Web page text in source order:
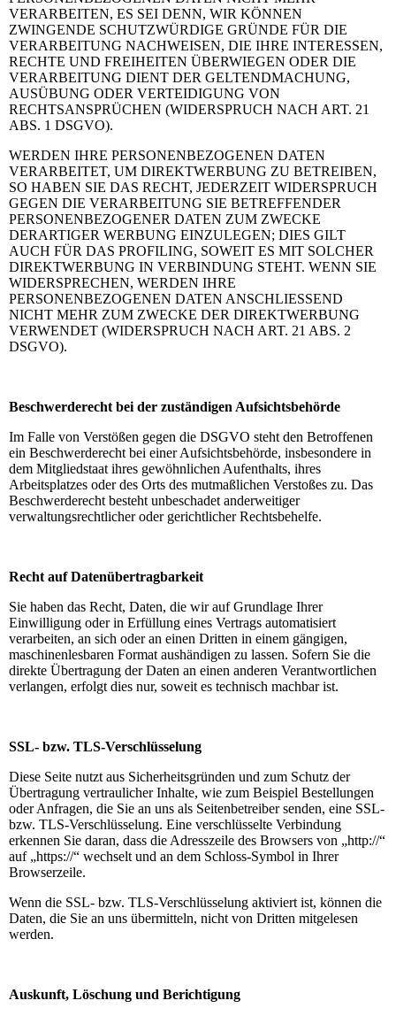
VERARBEITEN, ES SEI DENN, WIR KÖNNEN
ZWINGENDE SCHUTZWÜRDIGE GRÜNDE FÜR DIE
VERARBEITUNG NACHWEISEN, DIE IHRE INTERESSEN,
RECHTE UND FREIHEITEN ÜBERWIEGEN ODER DIE
VERARBEITUNG DIENT DER GELTENDMACHUNG,
AUSÜBUNG ODER VERTEIDIGUNG VON
RECHTSANSPRÜCHEN (WIDERSPRUCH NACH ART. 21
ABS. 1 DSGVO).
WERDEN IHRE PERSONENBEZOGENEN DATEN
VERARBEITET, UM DIREKTWERBUNG ZU BETREIBEN,
SO HABEN SIE DAS RECHT, JEDERZEIT WIDERSPRUCH
GEGEN DIE VERARBEITUNG SIE BETREFFENDER
PERSONENBEZOGENER DATEN ZUM ZWECKE
DERARTIGER WERBUNG EINZULEGEN; DIES GILT
AUCH FÜR DAS PROFILING, SOWEIT ES MIT SOLCHER
DIREKTWERBUNG IN VERBINDUNG STEHT. WENN SIE
WIDERSPRECHEN, WERDEN IHRE
PERSONENBEZOGENEN DATEN ANSCHLIESSEND
NICHT MEHR ZUM ZWECKE DER DIREKTWERBUNG
VERWENDET (WIDERSPRUCH NACH ART. 21 ABS. 2
DSGVO).
Beschwerderecht bei der zuständigen Aufsichtsbehörde
Im Falle von Verstößen gegen die DSGVO steht den Betroffenen
ein Beschwerderecht bei einer Aufsichtsbehörde, insbesondere in
dem Mitgliedstaat ihres gewöhnlichen Aufenthalts, ihres
Arbeitsplatzes oder des Orts des mutmaßlichen Verstoßes zu. Das
Beschwerderecht besteht unbeschadet anderweitiger
verwaltungsrechtlicher oder gerichtlicher Rechtsbehelfe.
Recht auf Datenübertragbarkeit
Sie haben das Recht, Daten, die wir auf Grundlage Ihrer
Einwilligung oder in Erfüllung eines Vertrags automatisiert
verarbeiten, an sich oder an einen Dritten in einem gängigen,
maschinenlesbaren Format aushändigen zu lassen. Sofern Sie die
direkte Übertragung der Daten an einen anderen Verantwortlichen
verlangen, erfolgt dies nur, soweit es technisch machbar ist.
SSL- bzw. TLS-Verschlüsselung
Diese Seite nutzt aus Sicherheitsgründen und zum Schutz der
Übertragung vertraulicher Inhalte, wie zum Beispiel Bestellungen
oder Anfragen, die Sie an uns als Seitenbetreiber senden, eine SSL-
bzw. TLS-Verschlüsselung. Eine verschlüsselte Verbindung
erkennen Sie daran, dass die Adresszeile des Browsers von „http://“
auf „https://“ wechselt und an dem Schloss-Symbol in Ihrer
Browserzeile.
Wenn die SSL- bzw. TLS-Verschlüsselung aktiviert ist, können die
Daten, die Sie an uns übermitteln, nicht von Dritten mitgelesen
werden.
Auskunft, Löschung und Berichtigung